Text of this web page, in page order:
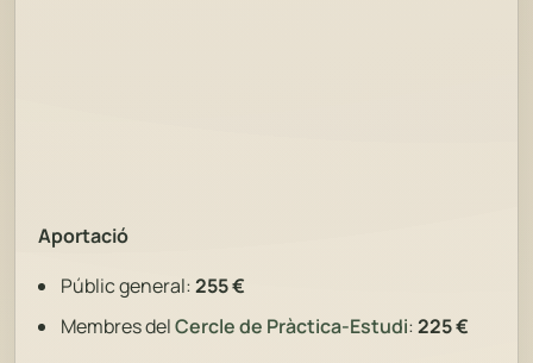
Aportació
Públic general:255 €
Membres delCercle de Pràctica-Estudi:225 €